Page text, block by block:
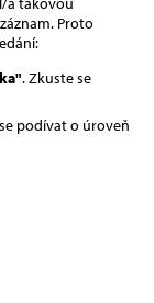
Proto
. Zkuste se
podívat o úroveň